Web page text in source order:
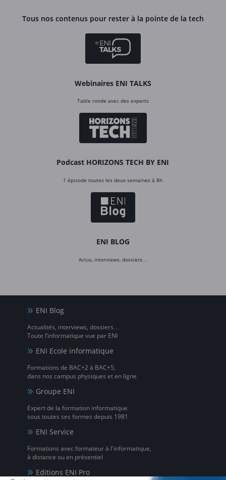
Tous nos contenus pour rester à la pointe de la tech
Webinaires ENI TALKS
Table ronde avec des experts
Podcast HORIZONS TECH BY ENI
1 épisode toutes les deux semaines à 8h
ENI BLOG
Actus, interviews, dossiers…
ENI Blog
Actualités, interviews, dossiers…
Toute l’informatique vue par ENI
ENI Ecole informatique
Formations de BAC+2 à BAC+5,
dans nos campus physiques et en ligne
Groupe ENI
Expert de la formation informatique
sous toutes ses formes depuis 1981
ENI Service
Formations avec formateur à l'informatique,
à distance ou en présentiel
Editions ENI Pro